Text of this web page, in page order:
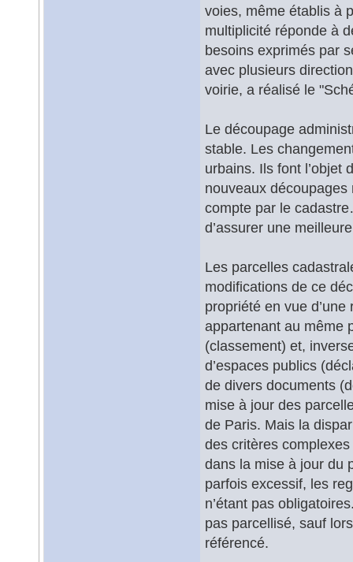
voies, même établis à
multiplicité réponde à
besoins exprimés par
avec plusieurs
voirie, a réalisé le
Le découpage
stable. Les
urbains. Ils font l’objet
nouveaux
compte par le
d’assurer une
Les parcelles
modifications de ce
propriété en vue
appartenant au même
(classement) et,
d’espaces publics
de divers documents
mise à jour des
de Paris. Mais la
des critères
dans la mise à jour du
parfois excessif, les
n’étant pas
pas parcellisé, sauf
référencé.